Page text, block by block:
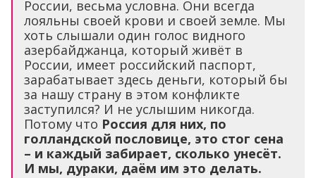
России, весьма условна. Они всегда
лояльны своей крови и своей земле. Мы
хоть слышали один голос видного
азербайджанца, который живёт в
России, имеет российский паспорт,
зарабатывает здесь деньги, который бы
за нашу страну в этом конфликте
заступился? И не услышим никогда.
Потому что Россия для них, по
голландской пословице, это стог сена
– и каждый забирает, сколько унесёт.
И мы, дураки, даём им это делать.